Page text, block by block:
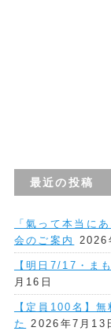
最近の投稿
「氣って本当に
会のご案内
2026
【明日7/17・ま
月16日
【定員100名】
た
2026年7月13